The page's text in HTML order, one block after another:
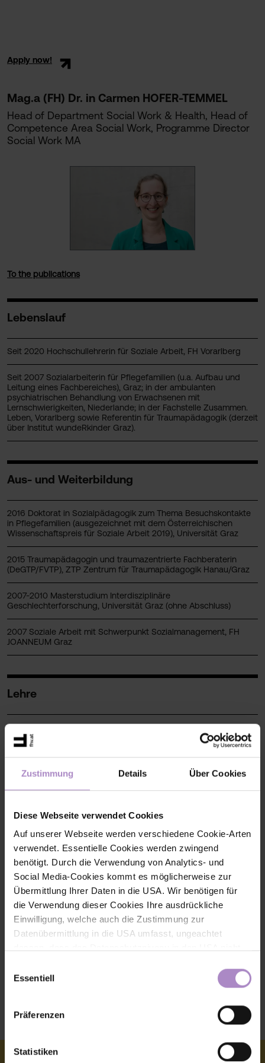
Zustimmung Details Über Cookies
Diese Webseite verwendet Cookies
Auf unserer Webseite werden verschiedene Cookie-Arten
verwendet. Essentielle Cookies werden zwingend
benötigt. Durch die Verwendung von Analytics- und
Social Media-Cookies kommt es möglicherweise zur
Übermittlung Ihrer Daten in die USA. Wir benötigen für
die Verwendung dieser Cookies Ihre ausdrückliche
Einwilligung, welche auch die Zustimmung zur
Datenübermittlung in die USA umfasst, ungeachtet
für die Rechte und Freiheiten der betroffenen Personen
nach sich ziehen kann. Die Einwilligung erteilen Sie
dadurch, dass Sie die ausgewählten Cookies durch
Aktivierung des Buttons akzeptieren. Sie können Ihre
das runde co Symbol rechts unten auf der Webseite -
Essentiell
Präferenzen
Statistiken
Apply now!
Mag.a (FH) Dr. in Carmen HOFER-TEMMEL
Head of Department Social Work & Health, Head of
Competence Area Social Work, Programme Director
Social Work MA
To the publications
Lebenslauf
Seit 2020 Hochschullehrerin für Soziale Arbeit, FH Vorarlberg
Seit 2007 Sozialarbeiterin für Pflegefamilien (u.a. Aufbau und
Leitung eines Fachbereiches), Graz; in der ambulanten
psychiatrischen Behandlung von Erwachsenen mit
Lernschwierigkeiten, Niederlande; in der Fachstelle Zusammen.
Leben, Vorarlberg sowie Referentin für Traumapädagogik (derzeit
über Institut wundeRkinder Graz).
Aus- und Weiterbildung
2016 Doktorat in Sozialpädagogik zum Thema Besuchskontakte
in Pflegefamilien (ausgezeichnet mit dem Österreichischen
Wissenschaftspreis für Soziale Arbeit 2019), Universität Graz
2015 Traumapädagogin und traumazentrierte Fachberaterin
(DeGTP/FVTP), ZTP Zentrum für Traumapädagogik Hanau/Graz
2007-2010 Masterstudium Interdisziplinäre
Geschlechterforschung, Universität Graz (ohne Abschluss)
2007 Soziale Arbeit mit Schwerpunkt Sozialmanagement, FH
JOANNEUM Graz
Lehre
Lehre im Bachelor und Masterstudium Soziale Arbeit:
Handlungsfeld Familie; Beratungswerkstatt; Empirische
Sozialforschung (Einführung ins Wissenschaftliches Arbeiten,
qualitative Forschung); Theorien der Sozialen Arbeit
Forschung
Pflegefamilie und soziale Elternschaft, Traumapädagogik
Contact information
+43 5572 792 3202
carmen.hofer-temmel@fhv.at
G416
Kompetenzfeld Soziales
We provide sustainable impulses